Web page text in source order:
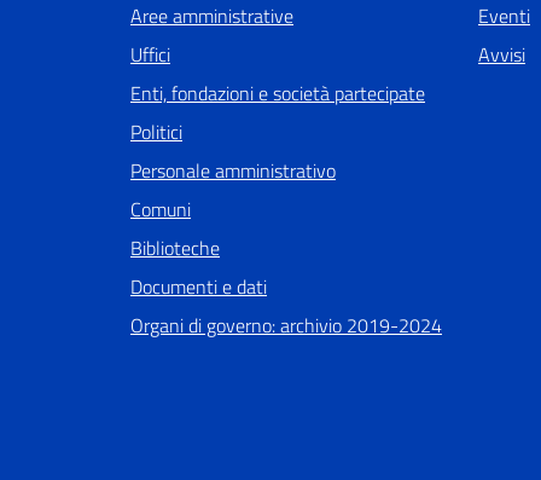
Aree amministrative
Uffici
Enti, fondazioni e società partecipate
Politici
Personale amministrativo
Comuni
Biblioteche
Documenti e dati
Organi di governo: archivio 2019-2024
Eventi
Avvisi